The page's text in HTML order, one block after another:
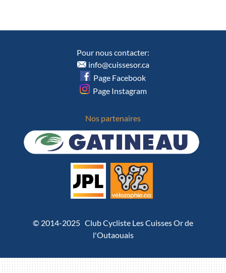
Nos partenaires
© 2014-2025 Club Cycliste Les Cuisses Or de
l'Outaouais
Pour nous contacter:
info@cuissesor.ca
Page Facebook
Page Instagram